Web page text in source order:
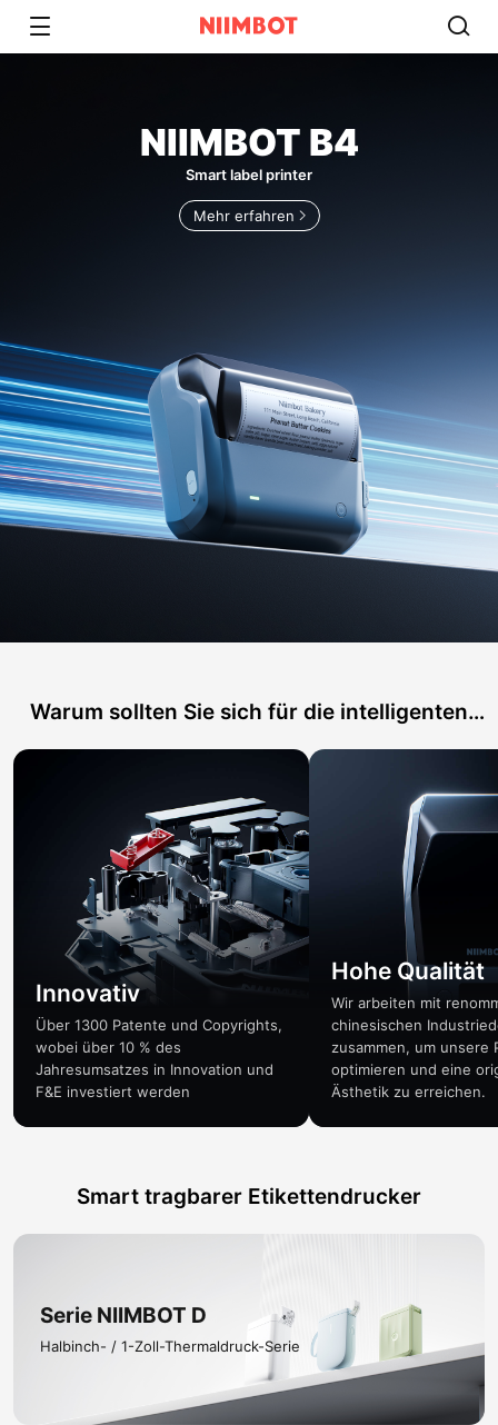
NIIMBOT B4
Smart label printer
Mehr erfahren
Warum sollten Sie sich für die intelligenten
Innovativ
Über 1300 Patente und Copyrights,
wobei über 10 % des
Jahresumsatzes in Innovation und
F&E investiert werden
Hohe Qualität
Wir arbeiten mit
chinesischen
zusammen, um unsere
optimieren und eine
Ästhetik zu erreichen.
Smart tragbarer Etikettendrucker
Serie NIIMBOT D
Halbinch- / 1-Zoll-Thermaldruck-Serie